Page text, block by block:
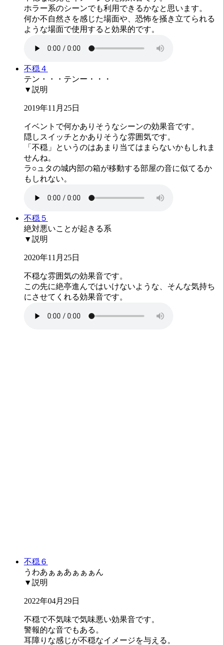
ホラー系のシーンでも利用できるかなと思います。
何か不自然さを感じた場面や、恐怖を掻き立てられる
ような場面で使用すると効果的です。
不穏４
テン・・・テンー・・・
▼説明
2019年11月25日
イベントで何かありそうなシーンの効果音です。
隠しスイッチとかありそうな雰囲気です。
「不穏」というのはあまり当てはまらないかもしれま
せんね。
ラ○ュタの城内部の箱が移動する部屋の音に似てるか
もしれない。
不穏５
絶対悪いことが起きる系
▼説明
2020年11月25日
不穏な雰囲気の効果音です。
この先に絶亭進んではいけないような、そんな気持ち
にさせてくれる効果音です。
不穏６
うわあぁぁあぁぁぁん
▼説明
2022年04月29日
不穏で不気味で気味悪い効果音です。
警報的な音でもある。
耳障りな感じが不穏なイメージを与える。